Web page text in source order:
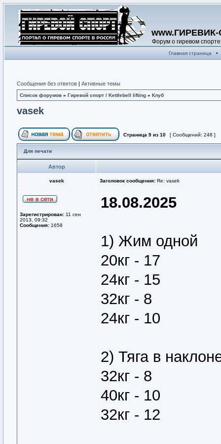
Форум о гиревом спорте
Главная страница •
Сообщения без ответов | Активные темы
Список форумов » Гиревой спорт / Kettlebell lifting » Клуб
vasek
Страница 9 из 10 [ Сообщений: 248 ]
Для печати
Автор
vasek Заголовок сообщения: Re: vasek
Зарегистрирован: 11 сен
2013, 09:32
Сообщения: 1658
18.08.2025
1) Жим одной
20кг - 17
24кг - 15
32кг - 8
24кг - 10
2) Тяга в
32кг - 8
40кг - 10
32кг - 12